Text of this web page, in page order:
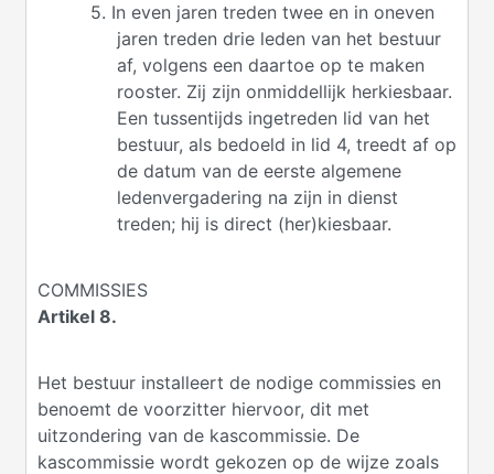
5. In even jaren treden twee en in oneven
jaren treden drie leden van het bestuur
af, volgens een daartoe op te maken
rooster. Zij zijn onmiddellijk herkiesbaar.
Een tussentijds ingetreden lid van het
bestuur, als bedoeld in lid 4, treedt af op
de datum van de eerste algemene
ledenvergadering na zijn in dienst
treden; hij is direct (her)kiesbaar.
COMMISSIES
Artikel 8.
Het bestuur installeert de nodige commissies en
benoemt de voorzitter hiervoor, dit met
uitzondering van de kascommissie. De
kascommissie wordt gekozen op de wijze zoals